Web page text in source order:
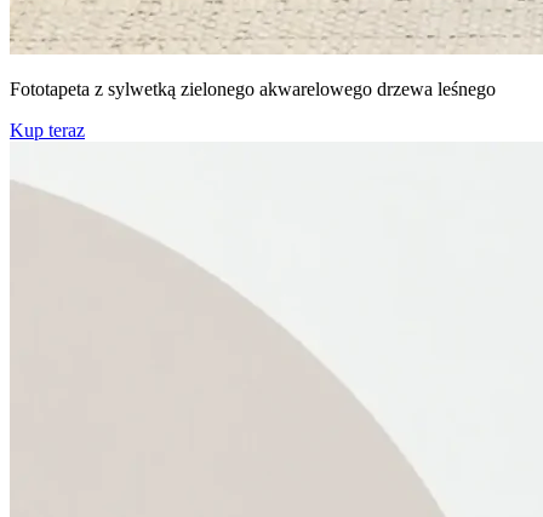
Fototapeta z sylwetką zielonego akwarelowego drzewa leśnego
Kup teraz